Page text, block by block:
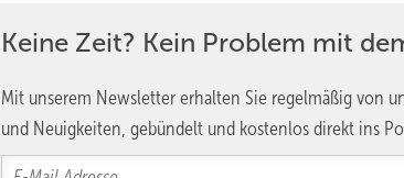
Keine Zeit? Kein Problem mit
Mit unserem Newsletter erhalten Sie regelmäßig von
und Neuigkeiten, gebündelt und kostenlos direkt ins